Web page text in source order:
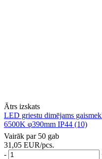
Ātrs izskats
LED griestu dimējams
6500K φ390mm IP44 (10)
Vairāk par 50 gab
31,05 EUR/pcs.
-